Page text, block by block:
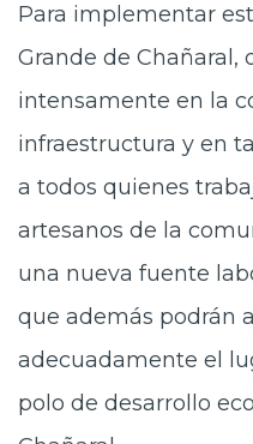
Para implementar
Grande de Chañaral,
intensamente en la
infraestructura y en
a todos quienes
artesanos de la
una nueva fuente
que además podrán
adecuadamente el
polo de desarrollo